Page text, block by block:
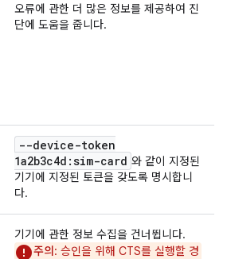
오류에 관한 더 많은 정보를 제공하여 진
단에 도움을 줍니다.
--device-token
1a2b3c4d:sim-card 와 같이 지정된
기기에 지정된 토큰을 갖도록 명시합니
다.
기기에 관한 정보 수집을 건너뜁니다.
주의: 승인을 위해 CTS를 실행할 경